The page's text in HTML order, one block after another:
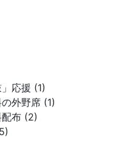
応援 (1)
外野席 (1)
布 (2)